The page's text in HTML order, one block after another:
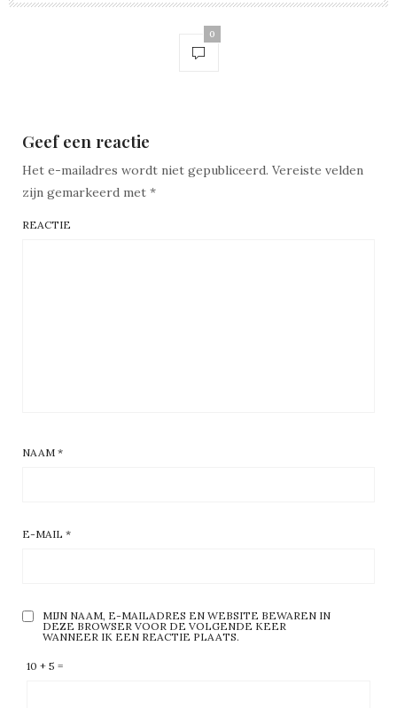
0
Geef een reactie
Het e-mailadres wordt niet gepubliceerd. Vereiste velden
zijn gemarkeerd met *
REACTIE
NAAM *
E-MAIL *
MIJN NAAM, E-MAILADRES EN WEBSITE BEWAREN IN
DEZE BROWSER VOOR DE VOLGENDE KEER
WANNEER IK EEN REACTIE PLAATS.
10 + 5 =